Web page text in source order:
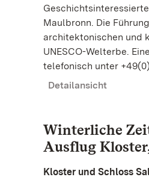
Maulbronn. Die
architektonischen und
UNESCO-Welterbe.
telefonisch unter
Detailansicht
Winterliche
Ausflug
Kloster und Schloss